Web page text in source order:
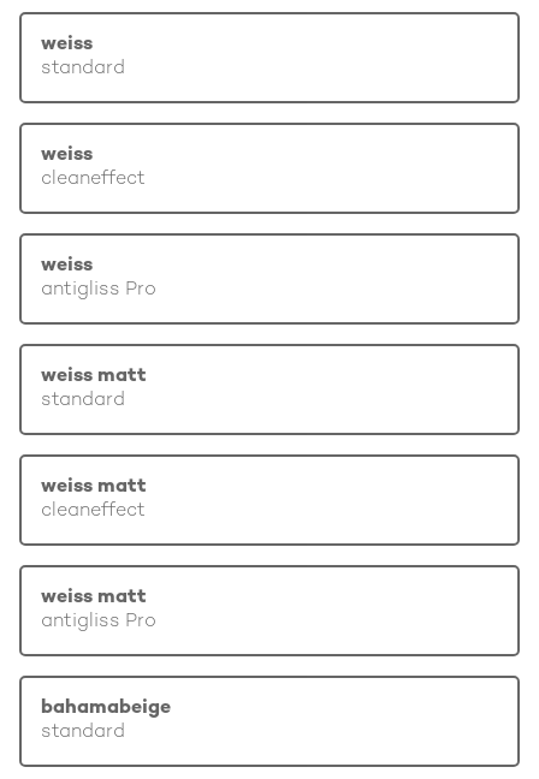
weiss
standard
weiss
cleaneffect
weiss
antigliss Pro
weiss matt
standard
weiss matt
cleaneffect
weiss matt
antigliss Pro
bahamabeige
standard